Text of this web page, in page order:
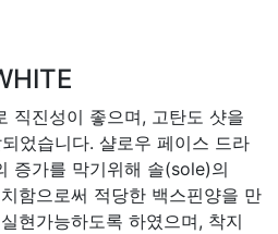
직진성이 좋으며, 고탄도 샷을
었습니다. 샬로우 페이스 드라
증가를 막기위해 솔(sole)의
함으로써 적당한 백스핀양을 만
현가능하도록 하였으며, 착지